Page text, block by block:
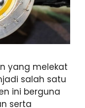
yang melekat
salah satu
ini berguna
serta